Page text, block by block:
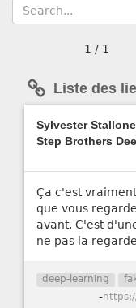
1 / 1
Liste des
Sylvester
Step Brothers
Ça c'est
que vous
avant. C'est
ne pas la
deep-learning
-